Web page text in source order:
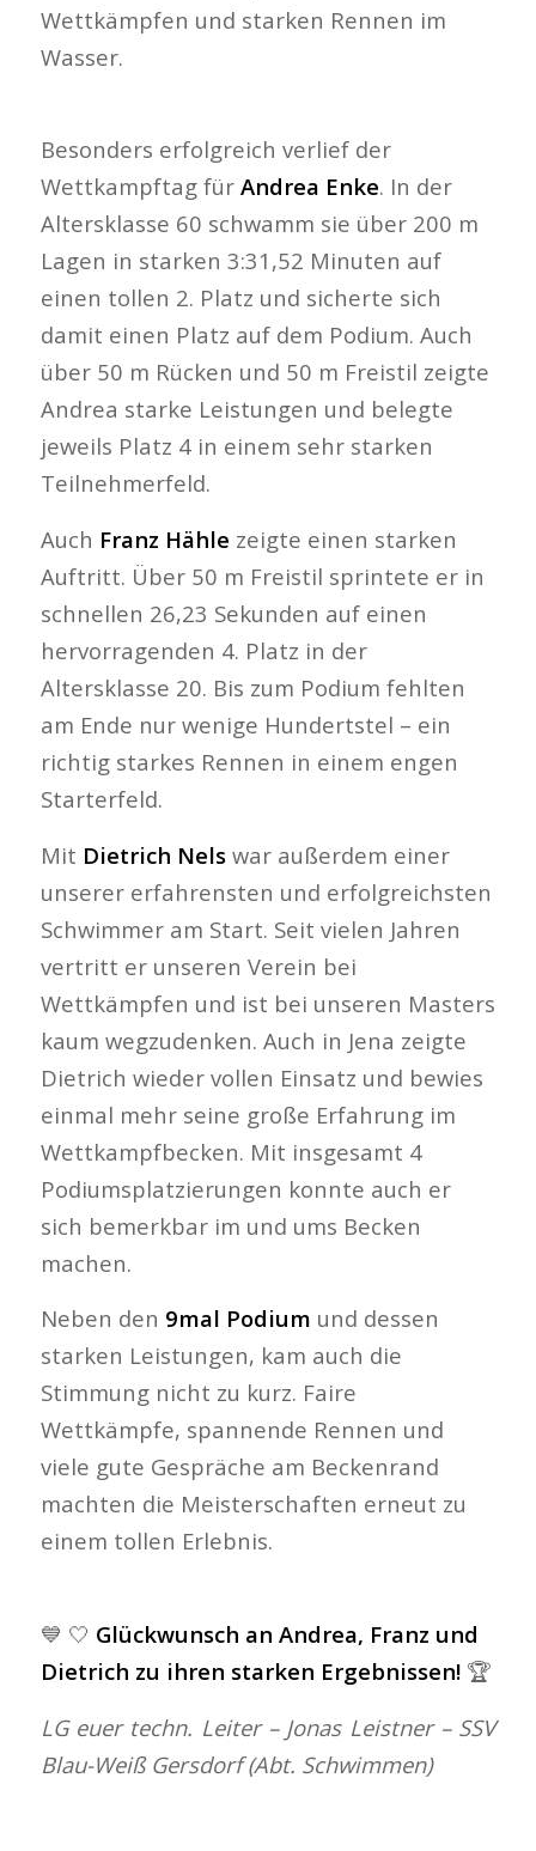
Wettkämpfen und starken Rennen im
Wasser.
Besonders erfolgreich verlief der
Wettkampftag für Andrea Enke. In der
Altersklasse 60 schwamm sie über 200 m
Lagen in starken 3:31,52 Minuten auf
einen tollen 2. Platz und sicherte sich
damit einen Platz auf dem Podium. Auch
über 50 m Rücken und 50 m Freistil zeigte
Andrea starke Leistungen und belegte
jeweils Platz 4 in einem sehr starken
Teilnehmerfeld.
Auch Franz Hähle zeigte einen starken
Auftritt. Über 50 m Freistil sprintete er in
schnellen 26,23 Sekunden auf einen
hervorragenden 4. Platz in der
Altersklasse 20. Bis zum Podium fehlten
am Ende nur wenige Hundertstel – ein
richtig starkes Rennen in einem engen
Starterfeld.
Mit Dietrich Nelswar außerdem einer
unserer erfahrensten und erfolgreichsten
Schwimmer am Start. Seit vielen Jahren
vertritt er unseren Verein bei
Wettkämpfen und ist bei unseren Masters
kaum wegzudenken. Auch in Jena zeigte
Dietrich wieder vollen Einsatz und bewies
einmal mehr seine große Erfahrung im
Wettkampfbecken. Mit insgesamt 4
Podiumsplatzierungen konnte auch er
sich bemerkbar im und ums Becken
machen.
Neben den 9mal Podium und dessen
starken Leistungen, kam auch die
Stimmung nicht zu kurz. Faire
Wettkämpfe, spannende Rennen und
viele gute Gespräche am Beckenrand
machten die Meisterschaften erneut zu
einem tollen Erlebnis.
💙 🤍 Glückwunsch an Andrea, Franz und
Dietrich zu ihren starken Ergebnissen!🏆
LG euer techn. Leiter – Jonas Leistner – SSV
Blau-Weiß Gersdorf (Abt. Schwimmen)